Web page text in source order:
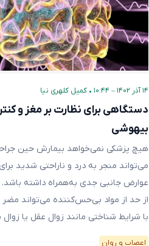
۱۴ آذر ۱۴۰۲ – ۱۰:۴۴ •کمیل کلهری نیا
دستگاهی برای نظارت بر مغز و
بیهوشی
هیچ پزشکی نمی‌خواهد بیمارش حین
می‌تواند منجر به درد و ناراحتی شدید
عوارض جانبی جدی به‌همراه داشته
از حد از مواد بی‌حس‌کننده می‌تواند مضر
با شرایط شناختی مانند زوال عقل یا
اعصاب و روان